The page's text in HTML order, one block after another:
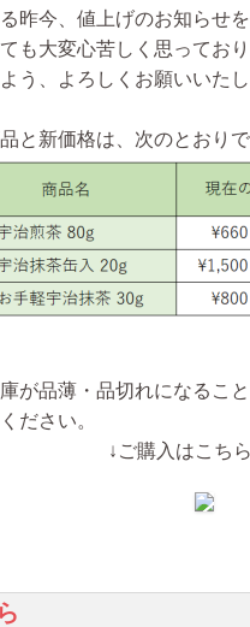
昨今、値上げのお知らせ
も大変心苦しく思っており
う、よろしくお願いいたし
と新価格は、次のとおりで
が品薄・品切れになること
ださい。
↓ご購入はこち